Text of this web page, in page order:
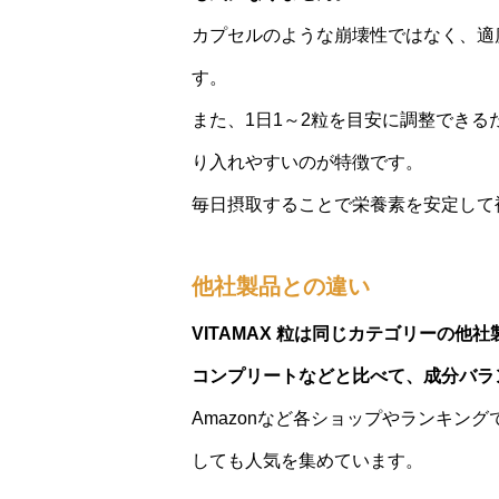
カプセルのような崩壊性ではなく、
す。
また、1日1～2粒を目安に調整でき
り入れやすいのが特徴です。
毎日摂取することで栄養素を安定し
他社製品との違い
VITAMAX 粒は同じカテゴリーの他
コンプリートなどと比べて、成分バ
Amazonなど各ショップやランキング
しても人気を集めています。